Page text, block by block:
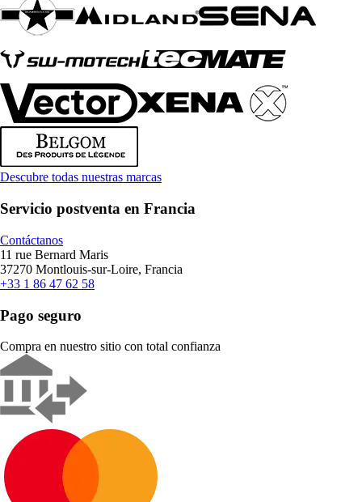
Descubre todas nuestras marcas
Servicio postventa en Francia
Contáctanos
11 rue Bernard Maris
37270 Montlouis-sur-Loire, Francia
+33 1 86 47 62 58
Pago seguro
Compra en nuestro sitio con total confianza